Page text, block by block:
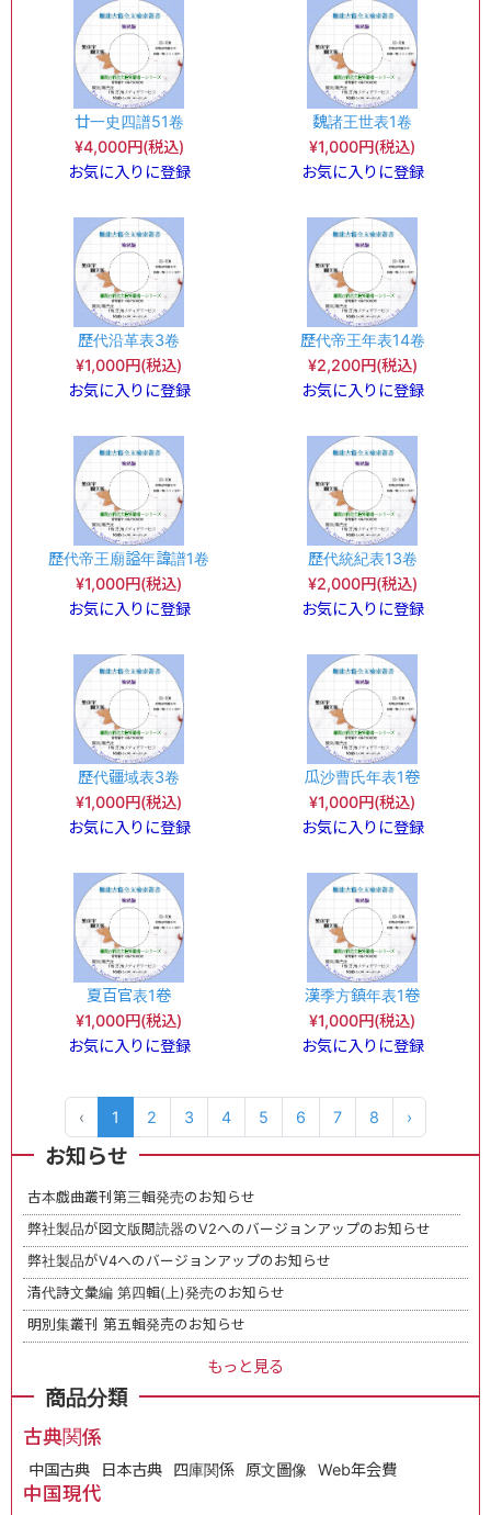
廿一史四譜51卷
¥4,000円(税込)
お気に入りに登録
魏諸王世表1卷
¥1,000円(税込)
お気に入りに登録
歷代沿革表3卷
¥1,000円(税込)
お気に入りに登録
歷代帝王年表14卷
¥2,200円(税込)
お気に入りに登録
歷代帝王廟謚年諱譜1卷
¥1,000円(税込)
お気に入りに登録
歷代統紀表13卷
¥2,000円(税込)
お気に入りに登録
歷代疆域表3卷
¥1,000円(税込)
お気に入りに登録
瓜沙曹氏年表1卷
¥1,000円(税込)
お気に入りに登録
夏百官表1卷
¥1,000円(税込)
お気に入りに登録
漢季方鎮年表1卷
¥1,000円(税込)
お気に入りに登録
‹ 1 2 3 4 5 6 7 8 ›
お知らせ
古本戯曲叢刊第三輯発売のお知らせ
弊社製品が図文版閲読器のV2へのバージョンアップのお知らせ
弊社製品がV4へのバージョンアップのお知らせ
清代詩文彙編 第四輯(上)発売のお知らせ
明別集叢刊 第五輯発売のお知らせ
もっと見る
商品分類
古典関係
中国古典 日本古典 四庫関係 原文圖像 Web年会費
中国現代